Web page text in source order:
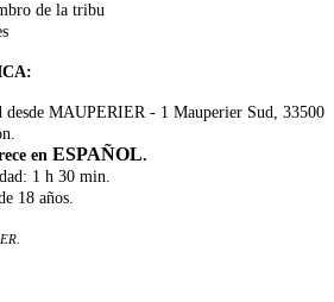
de la tribu
desde MAUPERIER - 1 Mauperier Sud, 33500
en ESPAÑOL.
1 h 30 min.
18 años.